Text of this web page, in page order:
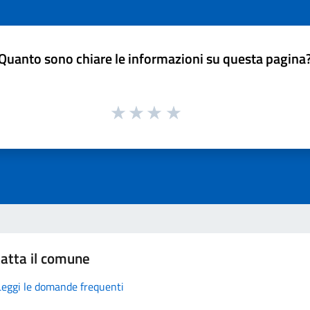
sono chiare le informazioni su questa
il comune
le domande frequenti